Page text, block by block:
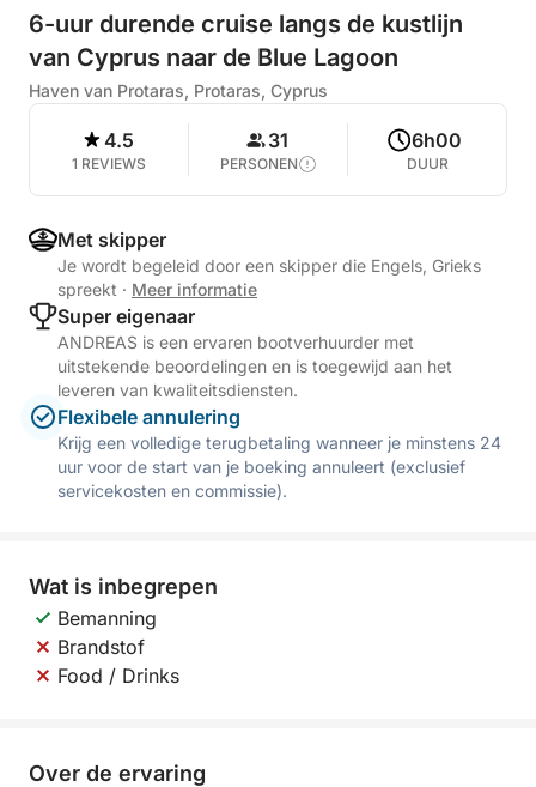
6-uur durende cruise langs de kustlijn
van Cyprus naar de Blue Lagoon
Haven van Protaras, Protaras, Cyprus
4.5
1 REVIEWS
31
PERSONEN
6h00
DUUR
Met skipper
Je wordt begeleid door een skipper die Engels, Grieks
spreekt · Meer informatie
Super eigenaar
ANDREAS is een ervaren bootverhuurder met
uitstekende beoordelingen en is toegewijd aan het
leveren van kwaliteitsdiensten.
Flexibele annulering
Krijg een volledige terugbetaling wanneer je minstens 24
uur voor de start van je boeking annuleert (exclusief
servicekosten en commissie).
Wat is inbegrepen
Bemanning
Brandstof
Food / Drinks
Over de ervaring